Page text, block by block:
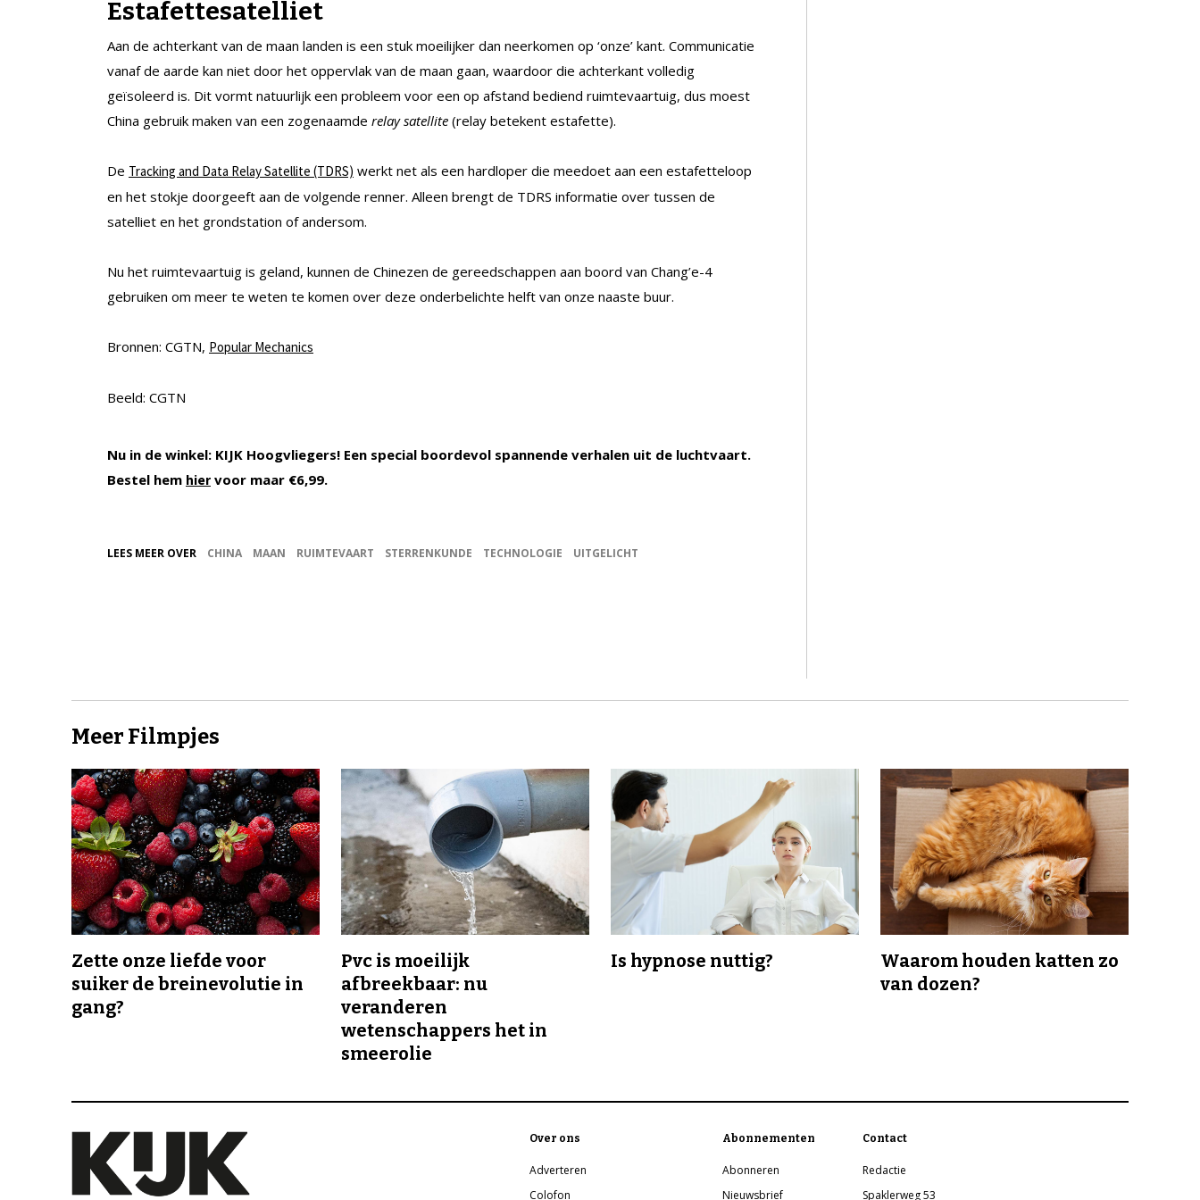
Estafettesatelliet
Aan de achterkant van de maan landen is een stuk moeilijker dan neerkomen op ‘onze’ kant. Communicatie
vanaf de aarde kan niet door het oppervlak van de maan gaan, waardoor die achterkant volledig
geïsoleerd is. Dit vormt natuurlijk een probleem voor een op afstand bediend ruimtevaartuig, dus moest
China gebruik maken van een zogenaamde relay satellite (relay betekent estafette).
De Tracking and Data Relay Satellite (TDRS) werkt net als een hardloper die meedoet aan een estafetteloop
en het stokje doorgeeft aan de volgende renner. Alleen brengt de TDRS informatie over tussen de
satelliet en het grondstation of andersom.
Nu het ruimtevaartuig is geland, kunnen de Chinezen de gereedschappen aan boord van Chang’e-4
gebruiken om meer te weten te komen over deze onderbelichte helft van onze naaste buur.
Bronnen: CGTN, Popular Mechanics
Beeld: CGTN
Nu in de winkel: KIJK Hoogvliegers! Een special boordevol spannende verhalen uit de luchtvaart.
Bestel hem hier voor maar €6,99.
LEES MEER OVER CHINA MAAN RUIMTEVAART STERRENKUNDE TECHNOLOGIE UITGELICHT
Meer Filmpjes
Zette onze liefde voor
suiker de breinevolutie in
gang?
Pvc is moeilijk
afbreekbaar: nu
veranderen
wetenschappers het in
smeerolie
Is hypnose nuttig?
Waarom houden katten zo
van dozen?
Over ons
Adverteren
Colofon
Abonnementen
Abonneren
Nieuwsbrief
Contact
Redactie
Spaklerweg 53